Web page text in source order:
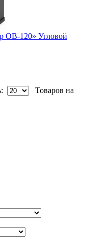
ОВ-120» Угловой
Товаров на